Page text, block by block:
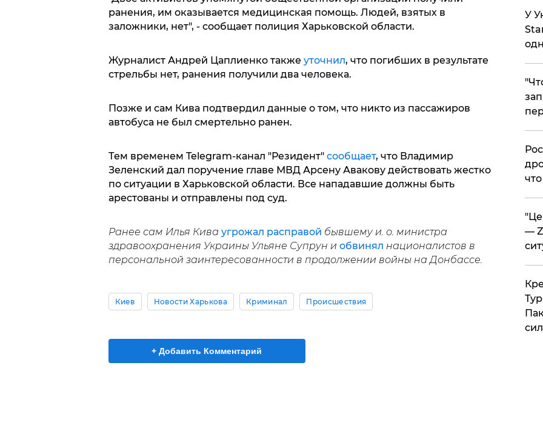
ранения, им оказывается медицинская помощь. Людей, взятых в
заложники, нет", - сообщает полиция Харьковской области.
Журналист Андрей Цаплиенко также уточнил, что погибших в результате
стрельбы нет, ранения получили два человека.
Позже и сам Кива подтвердил данные о том, что никто из пассажиров
автобуса не был смертельно ранен.
Тем временем Telegram-канал "Резидент" сообщает, что Владимир
Зеленский дал поручение главе МВД Арсену Авакову действовать жестко
по ситуации в Харьковской области. Все нападавшие должны быть
арестованы и отправлены под суд.
Ранее сам Илья Кива угрожал расправой бывшему и. о. министра
здравоохранения Украины Ульяне Супрун и обвинял националистов в
персональной заинтересованности в продолжении войны на Донбассе.
Киев Новости Харькова Криминал Происшествия
+ Добавить Комментарий
У
—